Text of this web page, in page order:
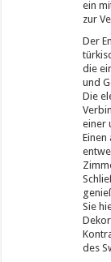
ein
zur
Der
die
und
Die
einer
Sie
des